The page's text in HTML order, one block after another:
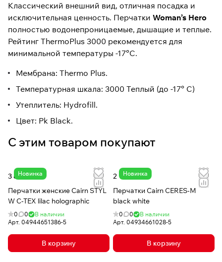
Классический внешний вид, отличная посадка и
исключительная ценность. Перчатки Woman’s Hero
полностью водонепроницаемые, дышащие и теплые.
Рейтинг ThermoPlus 3000 рекомендуется для
минимальной температуры -17°C.
Мембрана: Thermo Plus.
Температурная шкала: 3000 Теплый (до -17° C)
Утеплитель: Hydrofill.
Цвет: Pk Black.
С этим товаром покупают
Новинка
3 811 ₽
Перчатки женские Cairn STYL
W C-TEX lilac holographic
0 0
В наличии
Арт. 04944651386-5
В корзину
Новинка
2 187 ₽
Перчатки Cairn CERES-M
black white
0 0
В наличии
Арт. 04934661028-5
В корзину